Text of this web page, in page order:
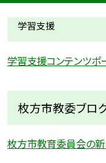
学習支援
学習支援コンテンツポ
枚方市教委ブロ
枚方市教育委員会の